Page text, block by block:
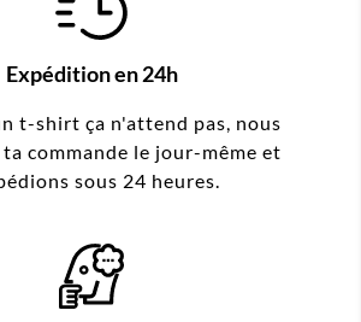
Expédition en 24h
t-shirt ça n'attend pas, nous
commande le jour-même et
sous 24 heures.